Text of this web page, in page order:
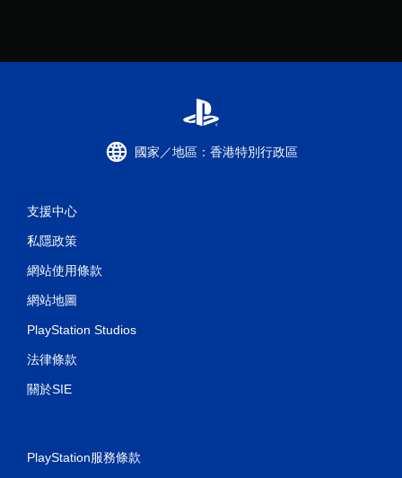
國家／地區：香港特別行政區
支援中心
私隱政策
網站使用條款
網站地圖
PlayStation Studios
法律條款
關於SIE
PlayStation服務條款